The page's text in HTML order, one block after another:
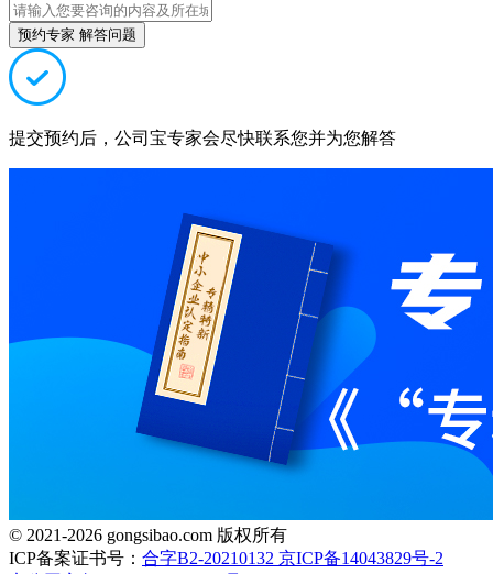
预约专家 解答问题
提交预约后，公司宝专家会尽快联系您并为您解答
© 2021-2026 gongsibao.com 版权所有
ICP备案证书号： 合字B2-20210132 京ICP备14043829号-2